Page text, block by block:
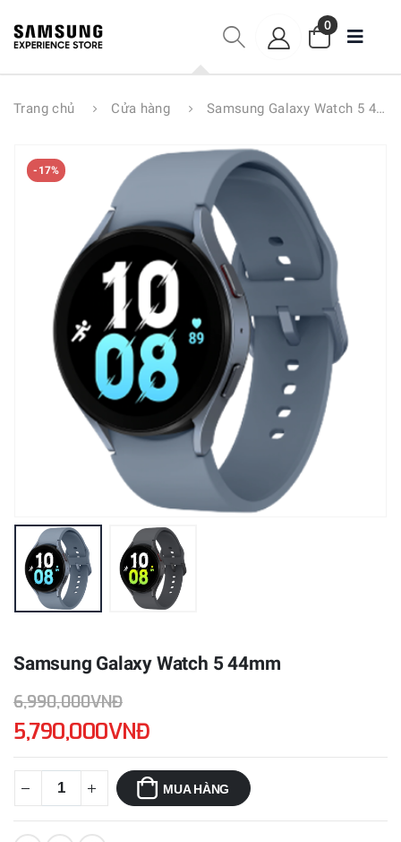
0
Trang chủ Cửa hàng Samsung Galaxy Watch 5 44mm
-17%
Samsung Galaxy Watch 5 44mm
6,990,000VNĐ
5,790,000VNĐ
MUA HÀNG